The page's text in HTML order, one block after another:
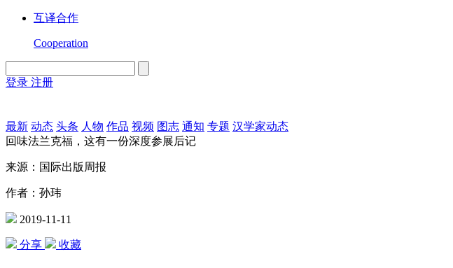
互译合作
Cooperation
登录 注册
最新 动态 头条 人物 作品 视频 图志 通知 专题 汉学家动态
回味法兰克福，这有一份深度参展后记
来源：国际出版周报
作者：孙玮
2019-11-11
分享 收藏